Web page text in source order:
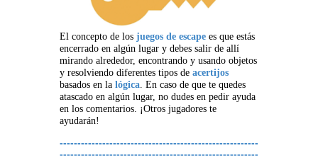
El concepto de los juegos de escape es que estás
encerrado en algún lugar y debes salir de allí
mirando alrededor, encontrando y usando objetos
y resolviendo diferentes tipos de acertijos
basados en la lógica. En caso de que te quedes
atascado en algún lugar, no dudes en pedir ayuda
en los comentarios. ¡Otros jugadores te
ayudarán!
--------------------------------------------------------
--------------------------------------------------------